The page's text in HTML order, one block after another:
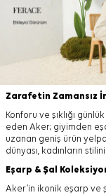
Zarafetin Zamansız
Konforu ve şıklığı
eden Aker; giyimden
uzanan geniş ürün
dünyası, kadınların
Eşarp & Şal
Aker’in ikonik eşarp ve